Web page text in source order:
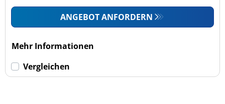
ANGEBOT ANFORDERN
Mehr Informationen
Vergleichen